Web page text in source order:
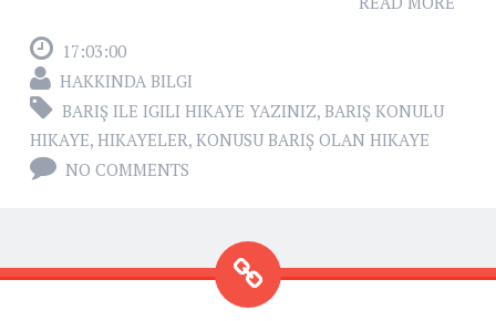
17:03:00
HAKKINDA BILGI
BARIŞ ILE IGILI HIKAYE YAZINIZ, BARIŞ KONULU
HIKAYE, HIKAYELER, KONUSU BARIŞ OLAN HIKAYE
NO COMMENTS